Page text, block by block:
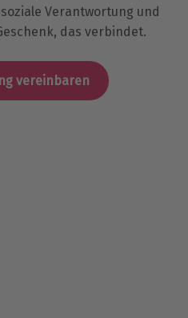
Verantwortung und
das verbindet.
vereinbaren